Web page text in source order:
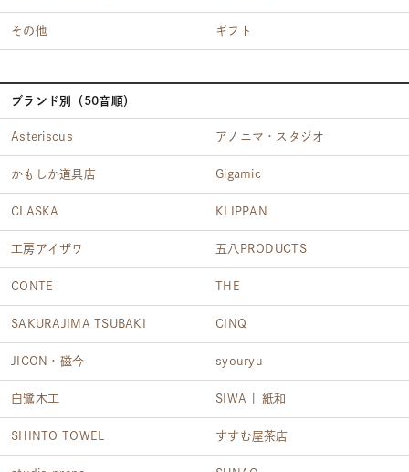
その他 ギフト
ブランド別（50音順）
Asteriscus アノニマ・スタジオ
かもしか道具店 Gigamic
CLASKA KLIPPAN
工房アイザワ 五八PRODUCTS
CONTE THE
SAKURAJIMA TSUBAKI CINQ
JICON・磁今 syouryu
白鷺木工 SIWA | 紙和
SHINTO TOWEL すすむ屋茶店